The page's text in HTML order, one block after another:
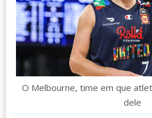
O Melbourne, time em que
dele